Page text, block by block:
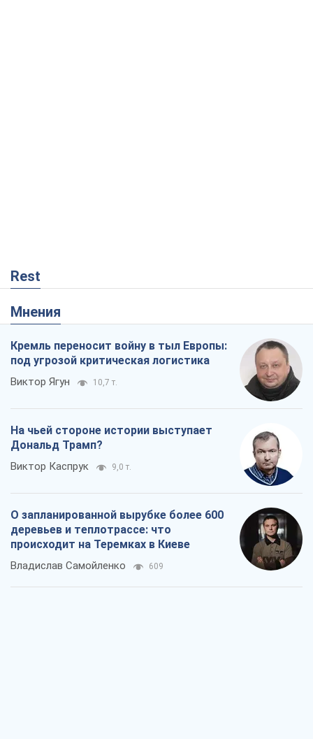
Rest
Мнения
Кремль переносит войну в тыл Европы:
под угрозой критическая логистика
Виктор Ягун 10,7 т.
На чьей стороне истории выступает
Дональд Трамп?
Виктор Каспрук 9,0 т.
О запланированной вырубке более 600
деревьев и теплотрассе: что
происходит на Теремках в Киеве
Владислав Самойленко 609